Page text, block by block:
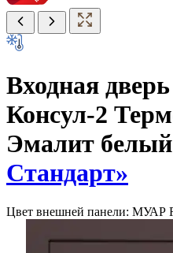
Входная
Консул-2
Эмалит белый
Стандарт»
Цвет внешней панели: МУАР